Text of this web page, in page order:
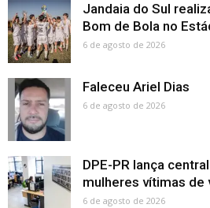
Jandaia do Sul
Bom de Bola no
6 de agosto de 2026
Faleceu Ariel Dias
6 de agosto de 2026
DPE-PR lança
mulheres vítimas de
6 de agosto de 2026